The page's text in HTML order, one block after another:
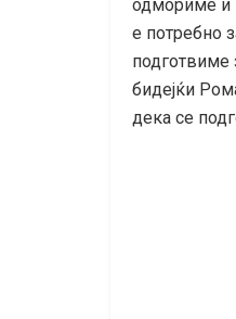
одмориме и
е потребно
подготвиме
бидејќи
дека се